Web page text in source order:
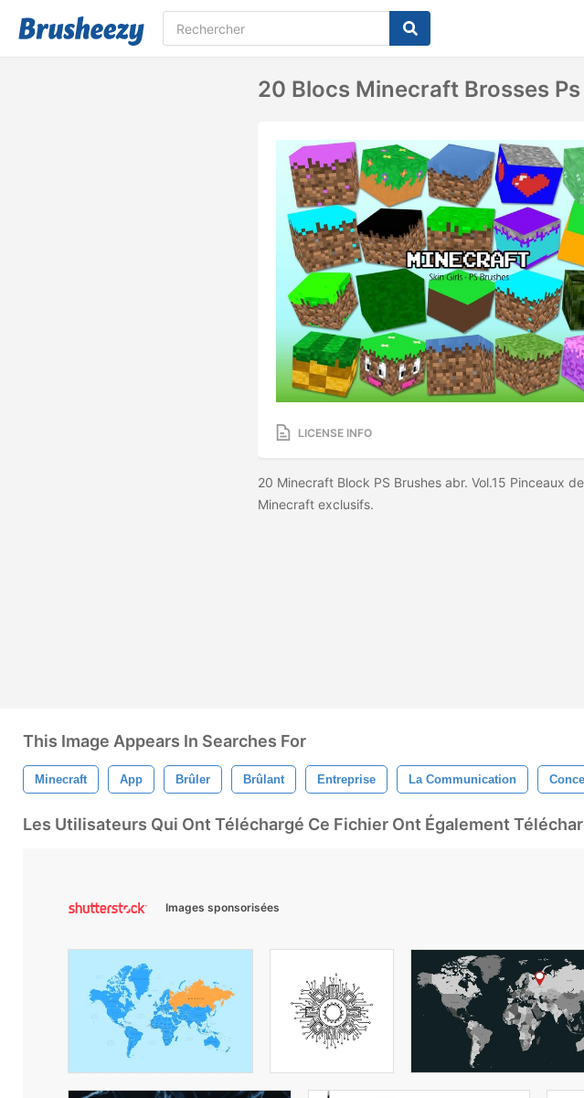
20 Blocs Minecraft Brosses Ps
LICENSE INFO
20 Minecraft Block PS Brushes abr. Vol.15 Pinceaux
Minecraft exclusifs.
This Image Appears In Searches For
Minecraft App Brûler Brûlant Entreprise La Communication
Les Utilisateurs Qui Ont Téléchargé Ce Fichier Ont Également
Images sponsorisées